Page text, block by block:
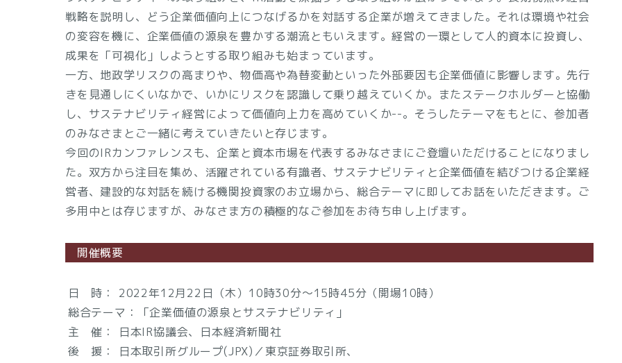
戦略を説明し、どう企業価値向上につなげるかを対話する企業が増えてきました。それは環境や社会
の変容を機に、企業価値の源泉を豊かする潮流ともいえます。経営の一環として人的資本に投資し、
成果を「可視化」しようとする取り組みも始まっています。
一方、地政学リスクの高まりや、物価高や為替変動といった外部要因も企業価値に影響します。先行
きを見通しにくいなかで、いかにリスクを認識して乗り越えていくか。またステークホルダーと協働
し、サステナビリティ経営によって価値向上力を高めていくか--。そうしたテーマをもとに、参加者
のみなさまとご一緒に考えていきたいと存じます。
今回のIRカンファレンスも、企業と資本市場を代表するみなさまにご登壇いただけることになりまし
た。双方から注目を集め、活躍されている有識者、サステナビリティと企業価値を結びつける企業経
営者、建設的な対話を続ける機関投資家のお立場から、総合テーマに即してお話をいただきます。ご
多用中とは存じますが、みなさま方の積極的なご参加をお待ち申し上げます。
開催概要
日 時： 2022年12月22日（木）10時30分～15時45分（開場10時）
総合テーマ：「企業価値の源泉とサステナビリティ」
主 催： 日本IR協議会、日本経済新聞社
後 援： 日本取引所グループ(JPX)／東京証券取引所、